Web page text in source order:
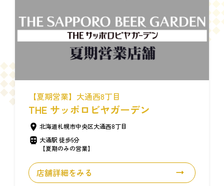
【夏期営業】大通西8丁目
THE サッポロビヤガーデン
北海道札幌市中央区大通西8丁目
大通駅 徒歩5分
【夏期のみの営業】
店舗詳細をみる